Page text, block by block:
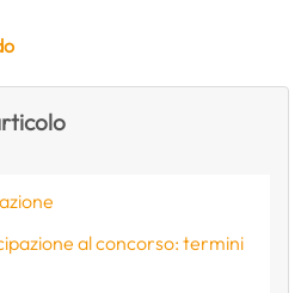
al concorso: termini